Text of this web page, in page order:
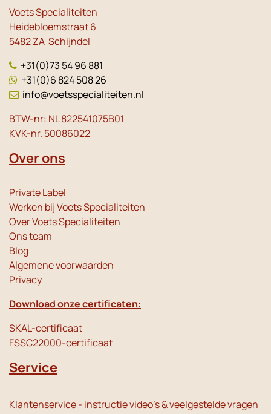
Voets Specialiteiten
Heidebloemstraat 6
5482 ZA Schijndel
+31(0)73 54 96 881
+31(0)6 824 508 26
info@voetsspecialiteiten.nl
BTW-nr: NL 822541075B01
KVK-nr. 50086022
Over ons
Private Label
Werken bij Voets Specialiteiten
Over Voets Specialiteiten
Ons team
Blog
Algemene voorwaarden
Privacy
Download onze certificaten:
SKAL-certificaat
FSSC22000-certificaat
Service
Klantenservice - instructie video's & veelgestelde vragen